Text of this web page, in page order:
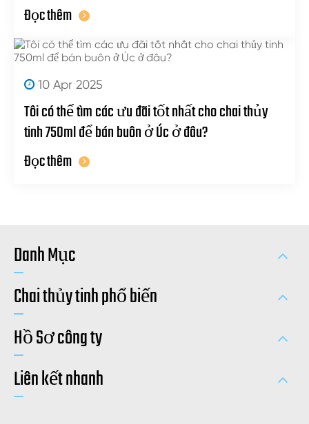
Đọc thêm
10 Apr 2025
Tôi có thể tìm các ưu đãi tốt nhất cho chai thủy
tinh 750ml để bán buôn ở Úc ở đâu?
Đọc thêm
Danh Mục
Chai thủy tinh phổ biến
Hồ Sơ công ty
Liên kết nhanh